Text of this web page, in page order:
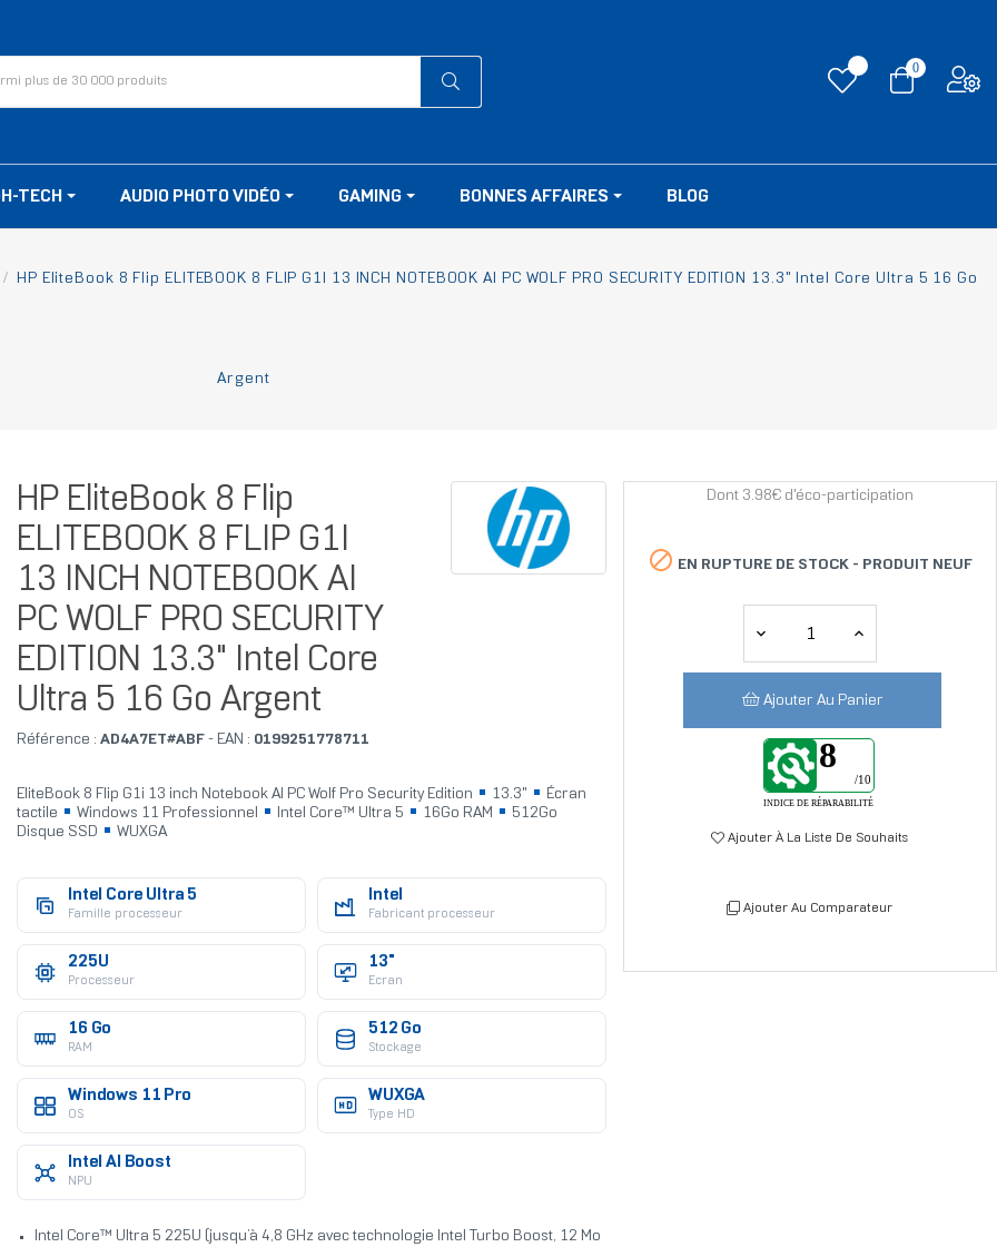
0
TECH AUDIO PHOTO VIDÉO GAMING BONNES AFFAIRES BLOG
HP EliteBook 8 Flip ELITEBOOK 8 FLIP G1I 13 INCH NOTEBOOK AI PC WOLF PRO SECURITY EDITION 13.3" Intel Core Ultra 5 16 Go
Argent
HP EliteBook 8 Flip
ELITEBOOK 8 FLIP G1I
13 INCH NOTEBOOK AI
PC WOLF PRO SECURITY
EDITION 13.3" Intel Core
Ultra 5 16 Go Argent
Référence : AD4A7ET#ABF- EAN : 0199251778711
EliteBook 8 Flip G1i 13 inch Notebook AI PC Wolf Pro Security Edition 13.3"
Écran
tactile
Windows 11 Professionnel Intel Core™ Ultra 5 16Go RAM
512Go
Disque SSD
WUXGA
Intel Core Ultra 5
Famille processeur
Intel
Fabricant processeur
225U
Processeur
13"
Ecran
16 Go
RAM
512 Go
Stockage
Windows 11 Pro
OS
WUXGA
Type HD
Intel AI Boost
NPU
Intel Core™ Ultra 5 225U (jusqu’à 4,8 GHz avec technologie Intel Turbo Boost, 12 Mo
Dont 3.98€ d'éco-participation
 EN RUPTURE DE STOCK - PRODUIT NEUF
Ajouter Au Panier
8
/10
INDICE DE RÉPARABILITÉ
Ajouter À La Liste De Souhaits
Ajouter Au Comparateur